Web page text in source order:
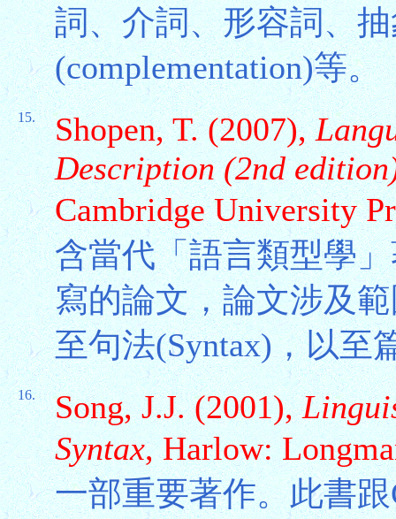
詞、介詞、形容詞、
(complementation)等。
15. Shopen, T. (2007),
Description (2nd
Cambridge University
含當代「語言類型學
寫的論文，論文涉及
至句法(Syntax)，以至
16. Song, J.J. (2001),
Syntax, Harlow:
一部重要著作。此書